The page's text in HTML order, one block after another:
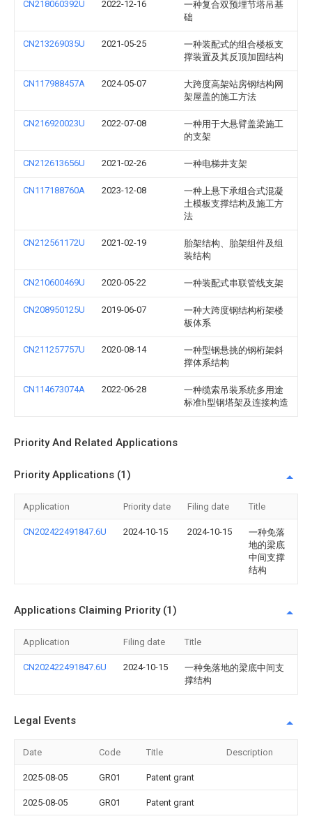
CN218060392U 2022-12-16
一种复合双预埋节塔吊基
础
CN213269035U 2021-05-25
一种装配式的组合楼板支
撑装置及其反顶加固结构
CN117988457A 2024-05-07
大跨度高架站房钢结构网
架屋盖的施工方法
CN216920023U 2022-07-08
一种用于大悬臂盖梁施工
的支架
CN212613656U 2021-02-26 一种电梯井支架
CN117188760A 2023-12-08
一种上悬下承组合式混凝
土模板支撑结构及施工方
法
CN212561172U 2021-02-19
胎架结构、胎架组件及组
装结构
CN210600469U 2020-05-22 一种装配式串联管线支架
CN208950125U 2019-06-07
一种大跨度钢结构桁架楼
板体系
CN211257757U 2020-08-14
一种型钢悬挑的钢桁架斜
撑体系结构
CN114673074A 2022-06-28
一种缆索吊装系统多用途
标准h型钢塔架及连接构造
Priority And Related Applications
Priority Applications (1)
Application Priority date Filing date Title
CN202422491847.6U 2024-10-15 2024-10-15
一种免落
地的梁底
中间支撑
结构
Applications Claiming Priority (1)
Application Filing date Title
CN202422491847.6U 2024-10-15
一种免落地的梁底中间支
撑结构
Legal Events
Date Code Title Description
2025-08-05 GR01 Patent grant
2025-08-05 GR01 Patent grant